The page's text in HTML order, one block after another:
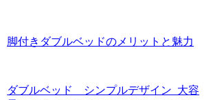
脚付きダブルベッドのメリットと魅力
ダブルベッド シンプルデザイン_大容